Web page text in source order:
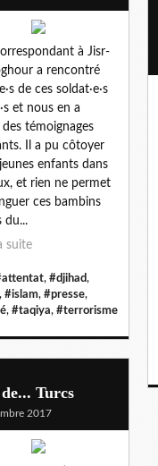
à Jisr-
a rencontré
de ces soldat·e·s
et nous en a
des témoignages
Il a pu côtoyer
enfants dans
et rien ne permet
ces bambins
du...
suite
, #djihad,
, #islam, #presse,
, #taqiya, #terrorisme
Turcs
2017